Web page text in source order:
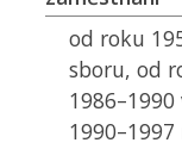
od roku
sboru, od